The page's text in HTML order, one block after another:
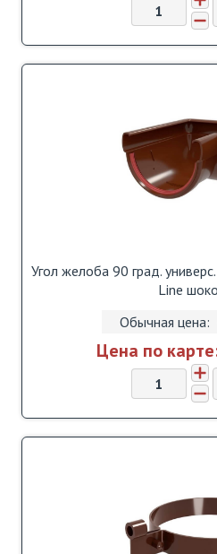
Угол желоба 90 град.
Line
Обычная цена:
Цена по